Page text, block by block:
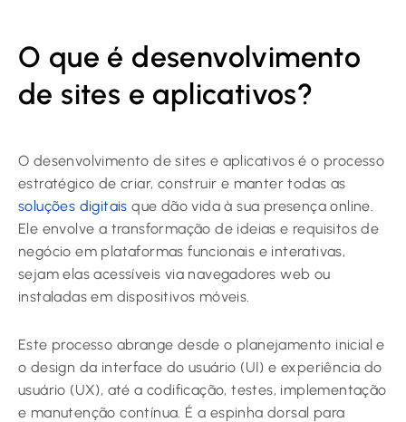
O que é desenvolvimento
de sites e aplicativos?
O desenvolvimento de sites e aplicativos é o processo
estratégico de criar, construir e manter todas as
soluções digitais que dão vida à sua presença online.
Ele envolve a transformação de ideias e requisitos de
negócio em plataformas funcionais e interativas,
sejam elas acessíveis via navegadores web ou
instaladas em dispositivos móveis.
Este processo abrange desde o planejamento inicial e
o design da interface do usuário (UI) e experiência do
usuário (UX), até a codificação, testes, implementação
e manutenção contínua. É a espinha dorsal para